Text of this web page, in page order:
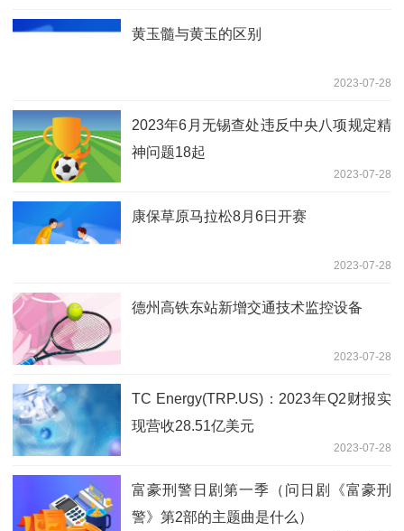
黄玉髓与黄玉的区别
2023-07-28
2023年6月无锡查处违反中央八项规定精
神问题18起
2023-07-28
康保草原马拉松8月6日开赛
2023-07-28
德州高铁东站新增交通技术监控设备
2023-07-28
TC Energy(TRP.US)：2023年Q2财报实
现营收28.51亿美元
2023-07-28
富豪刑警日剧第一季（问日剧《富豪刑
警》第2部的主题曲是什么）